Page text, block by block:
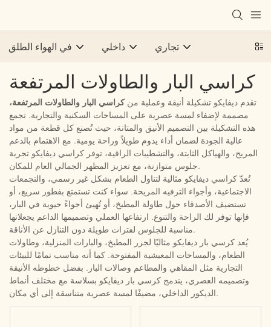
في الهواء الطلق داخلي تجاري
كراسي البار والطاولات المرتفعة
تقدم ديفايكو تشكيلة أنيقة وعملية منكراسي البار والطاولات المرتفعة،
مصممة لإضفاء لمسة عصرية على المساحات السكنية والتجارية. تجمع
هذه التشكيلة بين التصميم الأنيق والمتانة، حيث تُصنع كل قطعة من مواد
عالية الجودة لضمان أداء يدوم طويلاً وراحة يومية. مع الاهتمام بالدعم
المريح، والهياكل الثابتة، والتشطيبات الراقية، توفر كراسي ديفايكو تجربة
جلوس متوازنة، مع تعزيز المظهر الجمالي العام للمكان.
تُعدّ كراسي ديفايكو مثالية لتناول الطعام بشكل غير رسمي، والتجمعات
الاجتماعية، وأجواء الترفيه المريحة. سواء كنت تستمتع بفطور سريع، أو
تستضيف الأصدقاء حول طاولة المطبخ، أو تُهيئ أجواءً حيوية في البار،
فإنها توفر لك الراحة والتنوع. ارتفاعها العملي وتصميمها الداعم يجعلانها
مناسبة للجلوس لفترات طويلة دون التنازل عن الأناقة.
يُعد كرسي بار ديفايكو مثاليًا لجزر المطبخ، والبارات المنزلية، وطاولات
الطعام، والمساحات المعيشية المفتوحة. كما أنه مناسب تمامًا للبيئات
التجارية مثل المقاهي والمطاعم وصالات البار. بفضل خطوطه الأنيقة
وتصميمه العصري، يندمج كرسي بار ديفايكو بسلاسة مع مختلف أنماط
الديكور الداخلي، مضيفًا لمسة عصرية متناسقة إلى أي مكان.